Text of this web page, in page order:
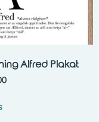
Alfred Plakat